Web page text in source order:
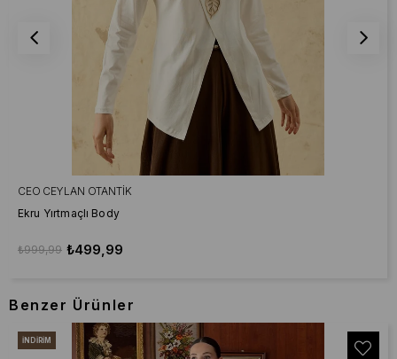
CEO CEYLAN OTANTIK
Ekru Yırtmaçlı Body
₺499,99
₺999,99
Benzer Ürünler
İNDIRIM